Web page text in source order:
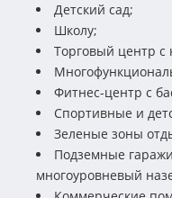
Детский сад;
Школу;
Торговый центр с
Фитнес-центр с
Спортивные и
Зеленые зоны
Подземные
многоуровневый